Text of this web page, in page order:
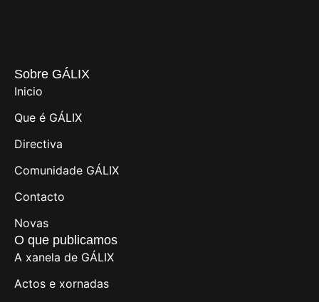
Sobre GÁLIX
Inicio
Que é GÁLIX
Directiva
Comunidade GÁLIX
Contacto
Novas
O que publicamos
A xanela de GÁLIX
Actos e xornadas